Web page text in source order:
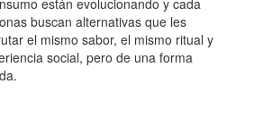
buscan alternativas que les
el mismo sabor, el mismo ritual y
social, pero de una forma